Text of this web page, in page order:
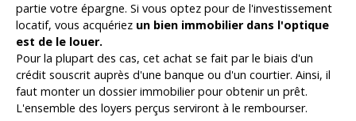
partie votre épargne. Si vous optez pour de l'investissement
locatif, vous acquériez un bien immobilier dans l'optique
est de le louer.
Pour la plupart des cas, cet achat se fait par le biais d'un
crédit souscrit auprès d'une banque ou d'un courtier. Ainsi, il
faut monter un dossier immobilier pour obtenir un prêt.
L'ensemble des loyers perçus serviront à le rembourser.